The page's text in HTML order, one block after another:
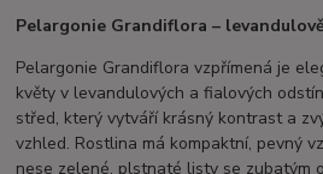
Pelargonie Grandiflora –
Pelargonie Grandiflora vzpřímená je
květy v levandulových a fialových
střed, který vytváří krásný kontrast a
vzhled. Rostlina má kompaktní, pevný
nese zelené, plstnaté listy se zubatým